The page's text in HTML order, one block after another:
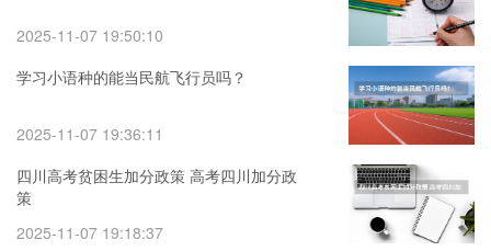
2025-11-07 19:50:10
学习小语种的能当民航飞行员吗？
2025-11-07 19:36:11
四川高考贫困生加分政策 高考四川加分政
策
2025-11-07 19:18:37